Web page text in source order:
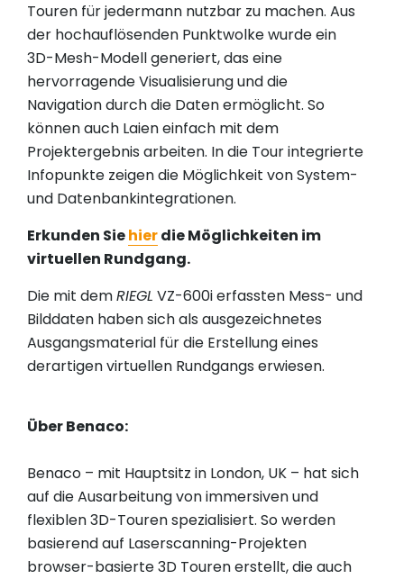
Touren für jedermann nutzbar zu machen. Aus
der hochauflösenden Punktwolke wurde ein
3D-Mesh-Modell generiert, das eine
hervorragende Visualisierung und die
Navigation durch die Daten ermöglicht. So
können auch Laien einfach mit dem
Projektergebnis arbeiten. In die Tour integrierte
Infopunkte zeigen die Möglichkeit von System-
und Datenbankintegrationen.
Erkunden Siehierdie Möglichkeiten im
virtuellen Rundgang.
Die mit demRIEGL VZ-600i erfassten Mess- und
Bilddaten haben sich als ausgezeichnetes
Ausgangsmaterial für die Erstellung eines
derartigen virtuellen Rundgangs erwiesen.
Über Benaco:
Benaco – mit Hauptsitz in London, UK – hat sich
auf die Ausarbeitung von immersiven und
flexiblen 3D-Touren spezialisiert. So werden
basierend auf Laserscanning-Projekten
browser-basierte 3D Touren erstellt, die auch